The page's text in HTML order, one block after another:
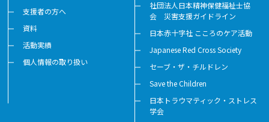
詳細
支援者の方へ
資料
活動実績
個人情報の取り扱い
社団法人日本精神保健福祉士協
会 災害支援ガイドライン
日本赤十字社 こころのケア活動
Japanese Red Cross Society
セーブ・ザ・チルドレン
Save the Children
日本トラウマティック・ストレス
学会